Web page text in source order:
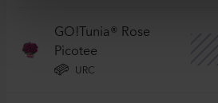
GO!Tunia® Rose
Picotee
URC